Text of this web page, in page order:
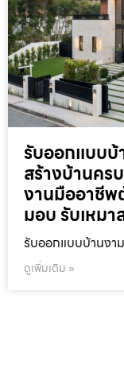
รับออกแบบบ้
สร้างบ้านคร
งานมืออาชี
มอบ รับเหม
รับออกแบบบ้านงา
ดูเพิ่มเติม »